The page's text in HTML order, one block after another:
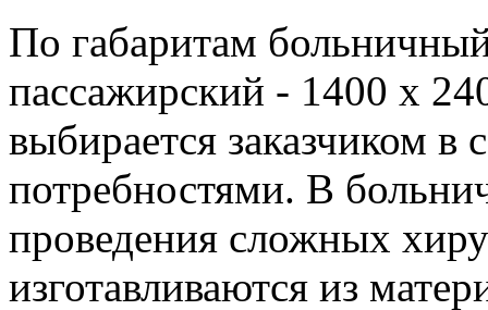
По габаритам
пассажирский - 1400 х
выбирается заказчиком в
потребностями. В
проведения сложных
изготавливаются из